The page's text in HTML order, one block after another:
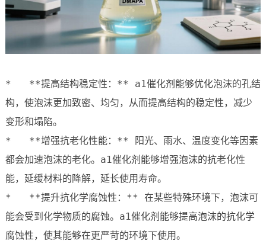
*   **提高结构稳定性：** a1催化剂能够优化泡沫的孔结
构，使泡沫更加致密、均匀，从而提高结构的稳定性，减少
变形和塌陷。
*   **增强抗老化性能：** 阳光、雨水、温度变化等因素
都会加速泡沫的老化。a1催化剂能够增强泡沫的抗老化性
能，延缓材料的降解，延长使用寿命。
*   **提升抗化学腐蚀性：** 在某些特殊环境下，泡沫可
能会受到化学物质的腐蚀。a1催化剂能够提高泡沫的抗化学
腐蚀性，使其能够在更严苛的环境下使用。